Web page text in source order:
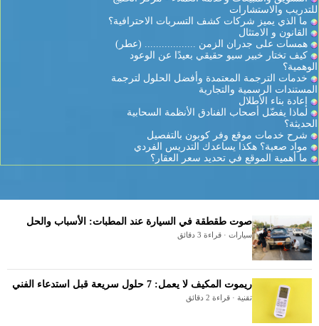
للتدريب والاستشارات
ما الذي يميز شركات كشف التسربات الاحترافية؟
القانون و الامتثال
همسات على جدران الزمن .................. (عطر)
كيف تختار خبير سيو حقيقي بعيدًا عن الوعود
الوهمية؟
خدمات الترجمة المعتمدة وأفضل الحلول لترجمة
المستندات الرسمية والتجارية
إعادة بناء الأطلال
لماذا يفضّل أصحاب الفنادق الأنظمة السحابية
الحديثة؟
شرح خدمات موقع وفر كوبون بالتفصيل
مواد صعبة؟ هكذا يساعدك التدريس الفردي
ما أهمية الموقع في تحديد سعر العقار؟
صوت طقطقة في السيارة عند المطبات: الأسباب والحل
سيارات · قراءة 3 دقائق
ريموت المكيف لا يعمل: 7 حلول سريعة قبل استدعاء الفني
تقنية · قراءة 2 دقائق